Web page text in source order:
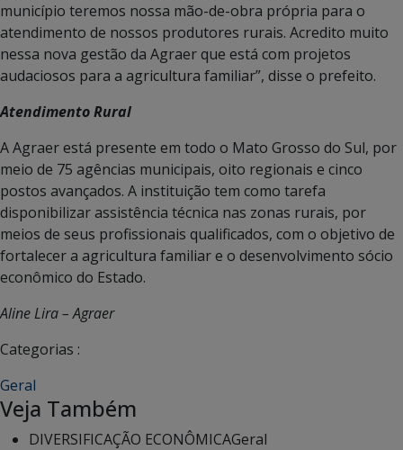
município teremos nossa mão-de-obra própria para o
atendimento de nossos produtores rurais. Acredito muito
nessa nova gestão da Agraer que está com projetos
audaciosos para a agricultura familiar”, disse o prefeito.
Atendimento Rural
A Agraer está presente em todo o Mato Grosso do Sul, por
meio de 75 agências municipais, oito regionais e cinco
postos avançados. A instituição tem como tarefa
disponibilizar assistência técnica nas zonas rurais, por
meios de seus profissionais qualificados, com o objetivo de
fortalecer a agricultura familiar e o desenvolvimento sócio
econômico do Estado.
Aline Lira – Agraer
Categorias :
Geral
Veja Também
DIVERSIFICAÇÃO ECONÔMICAGeral